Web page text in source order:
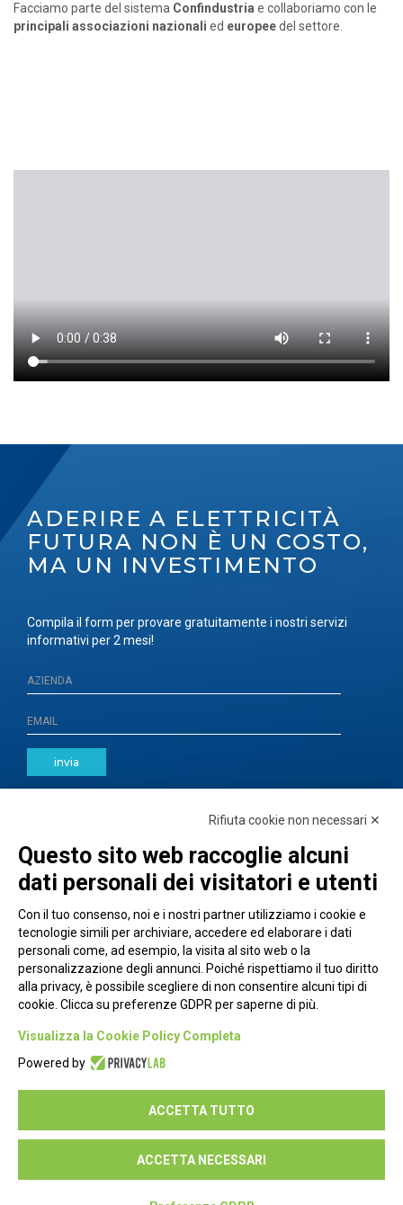
Facciamo parte del sistema Confindustria e collaboriamo con le
principali associazioni nazionali ed europeedel settore.
ADERIRE A ELETTRICITÀ
FUTURA NON È UN COSTO,
MA UN INVESTIMENTO
Compila il form per provare gratuitamente i nostri servizi
informativi per 2 mesi!
invia
Piazza Alessandria, 24 - 00198 Roma
Privacy Policy
Seguici su:
Rifiuta cookie non necessari ✕
Questo sito web raccoglie alcuni
dati personali dei visitatori e utenti
Con il tuo consenso, noi e i nostri partner utilizziamo i cookie e
tecnologie simili per archiviare, accedere ed elaborare i dati
personali come, ad esempio, la visita al sito web o la
personalizzazione degli annunci. Poiché rispettiamo il tuo diritto
alla privacy, è possibile scegliere di non consentire alcuni tipi di
cookie. Clicca su preferenze GDPR per saperne di più.
Visualizza la Cookie Policy Completa
Powered by
ACCETTA TUTTO
ACCETTA NECESSARI